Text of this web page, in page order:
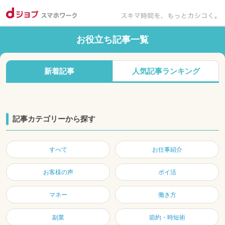
お役立ち記事一覧
新着記事 人気記事ランキング
記事カテゴリーから探す
すべて お仕事紹介
お客様の声 ポイ活
マネー 働き方
副業 節約・時短術